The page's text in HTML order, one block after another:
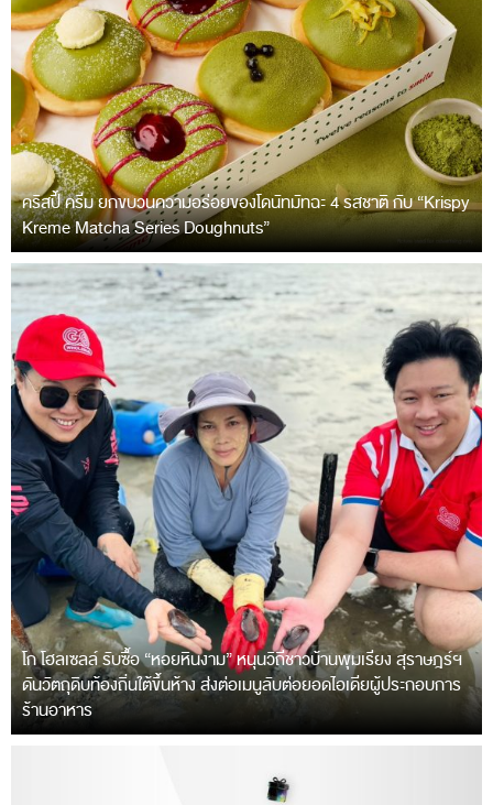
คริสปี้ ครีม ยกขบวนความอร่อยของโดนัทมัทฉะ 4 รสชาติ กับ “Krispy
Kreme Matcha Series Doughnuts”
โก โฮลเซลล์ รับซื้อ “หอยหินงาม” หนุนวิถีชาวบ้านพุมเรียง สุราษฎร์ฯ
ดันวัตถุดิบท้องถิ่นใต้ขึ้นห้าง ส่งต่อเมนูลับต่อยอดไอเดียผู้ประกอบการ
ร้านอาหาร